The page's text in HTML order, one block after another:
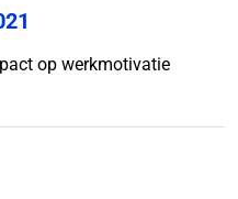
op werkmotivatie